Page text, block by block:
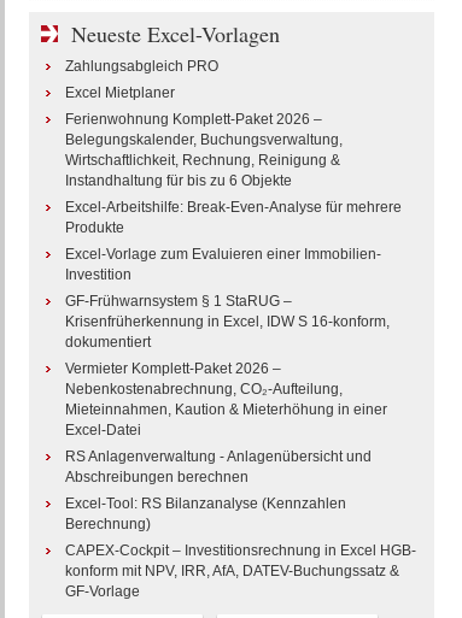
Neueste Excel-Vorlagen
Zahlungsabgleich PRO
Excel Mietplaner
Ferienwohnung Komplett-Paket 2026 –
Belegungskalender, Buchungsverwaltung,
Wirtschaftlichkeit, Rechnung, Reinigung &
Instandhaltung für bis zu 6 Objekte
Excel-Arbeitshilfe: Break-Even-Analyse für mehrere
Produkte
Excel-Vorlage zum Evaluieren einer Immobilien-
Investition
GF-Frühwarnsystem § 1 StaRUG –
Krisenfrüherkennung in Excel, IDW S 16-konform,
dokumentiert
Vermieter Komplett-Paket 2026 –
Nebenkostenabrechnung, CO₂-Aufteilung,
Mieteinnahmen, Kaution & Mieterhöhung in einer
Excel-Datei
RS Anlagenverwaltung - Anlagenübersicht und
Abschreibungen berechnen
Excel-Tool: RS Bilanzanalyse (Kennzahlen
Berechnung)
CAPEX-Cockpit – Investitionsrechnung in Excel HGB-
konform mit NPV, IRR, AfA, DATEV-Buchungssatz &
GF-Vorlage